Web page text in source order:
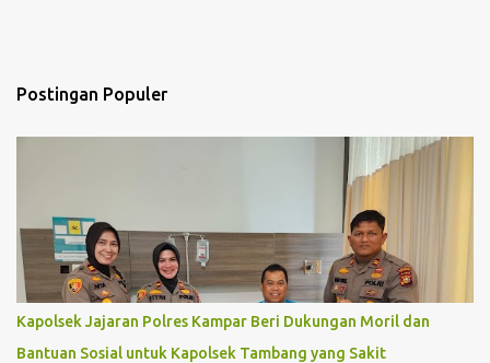
Postingan Populer
Kapolsek Jajaran Polres Kampar Beri Dukungan Moril dan
Bantuan Sosial untuk Kapolsek Tambang yang Sakit